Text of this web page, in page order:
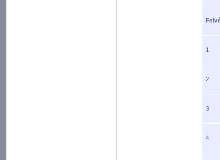
1
2
3
4